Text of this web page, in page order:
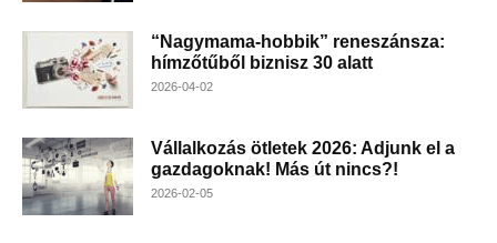
“Nagymama-hobbik” reneszánsza:
hímzőtűből biznisz 30 alatt
2026-04-02
Vállalkozás ötletek 2026: Adjunk el a
gazdagoknak! Más út nincs?!
2026-02-05